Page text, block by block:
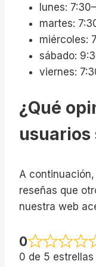
lunes:
martes:
miércoles:
sábado:
viernes:
¿Qué
usuarios
A
reseñas que
nuestra web
0
0 de 5